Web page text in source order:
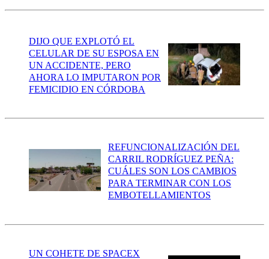
DIJO QUE EXPLOTÓ EL
CELULAR DE SU ESPOSA EN
UN ACCIDENTE, PERO
AHORA LO IMPUTARON POR
FEMICIDIO EN CÓRDOBA
REFUNCIONALIZACIÓN DEL
CARRIL RODRÍGUEZ PEÑA:
CUÁLES SON LOS CAMBIOS
PARA TERMINAR CON LOS
EMBOTELLAMIENTOS
UN COHETE DE SPACEX